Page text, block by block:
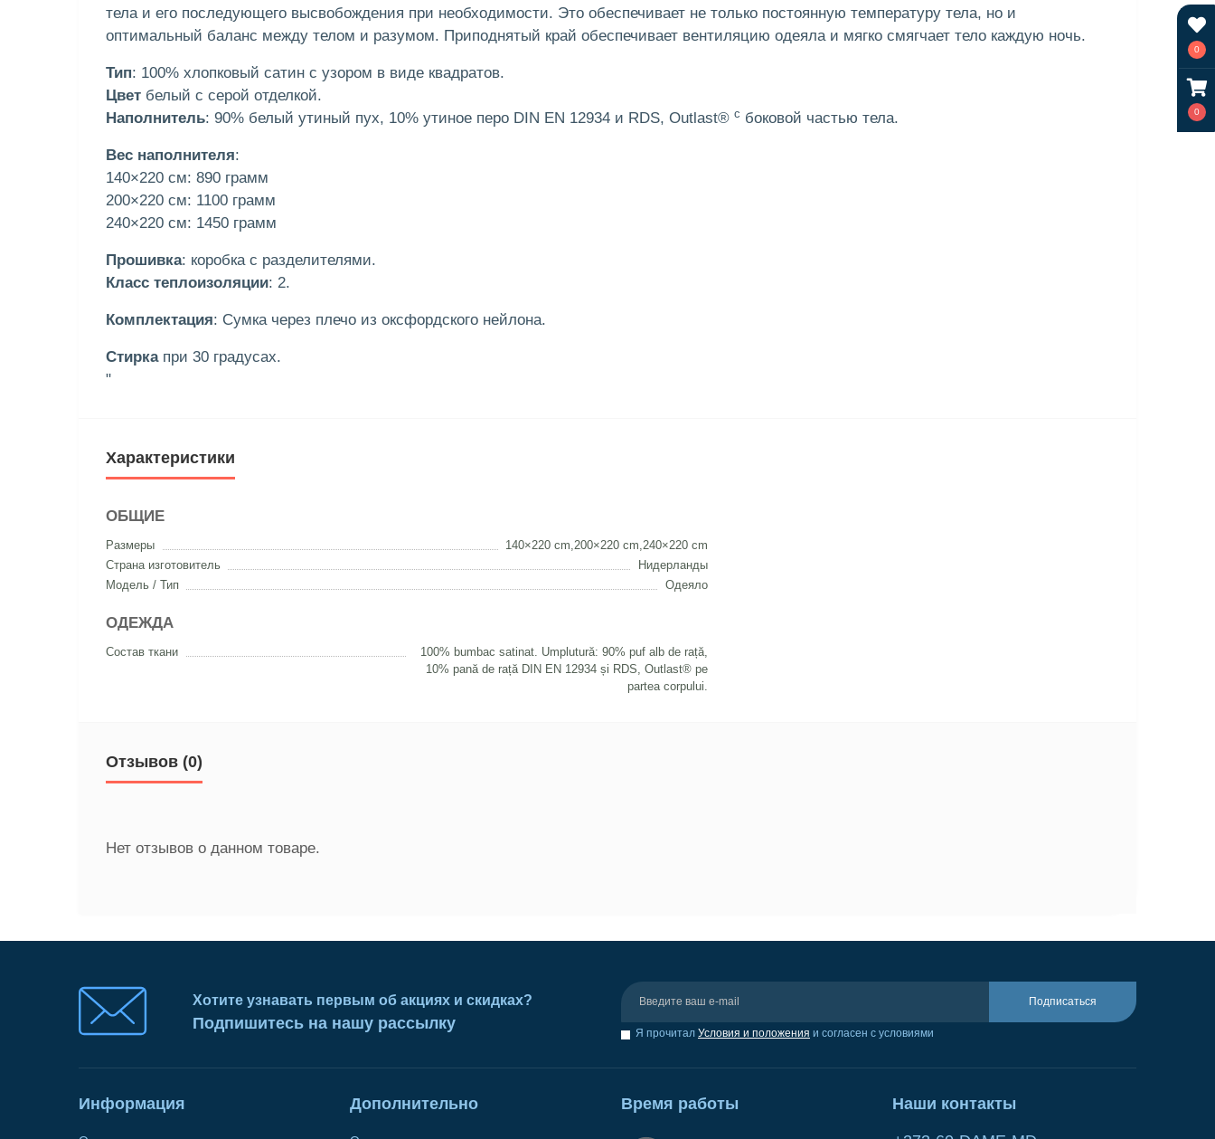
0
0
тела и его последующего высвобождения при необходимости. Это обеспечивает не только постоянную температуру тела, но и
оптимальный баланс между телом и разумом. Приподнятый край обеспечивает вентиляцию одеяла и мягко смягчает тело каждую ночь.
Тип: 100% хлопковый сатин с узором в виде квадратов.
Цвет белый с серой отделкой.
Наполнитель: 90% белый утиный пух, 10% утиное перо DIN EN 12934 и RDS, Outlast® с боковой частью тела.
Вес наполнителя:
140×220 см: 890 грамм
200×220 см: 1100 грамм
240×220 см: 1450 грамм
Прошивка: коробка с разделителями.
Класс теплоизоляции: 2.
Комплектация: Сумка через плечо из оксфордского нейлона.
Стиркапри 30 градусах.
"
Характеристики
ОБЩИЕ
Размеры
140×220 cm,200×220 cm,240×220 cm
Страна изготовитель
Нидерланды
Модель / Тип
Одеяло
ОДЕЖДА
Состав ткани
100% bumbac satinat. Umplutură: 90% puf alb de rață,
10% pană de rață DIN EN 12934 și RDS, Outlast® pe
partea corpului.
Отзывов (0)
Нет отзывов о данном товаре.
Хотите узнавать первым об акциях и скидках?
Подпишитесь на нашу рассылку
Подписаться
Я прочитал Условия и положения и согласен с условиями
Информация Дополнительно Время работы Наши контакты